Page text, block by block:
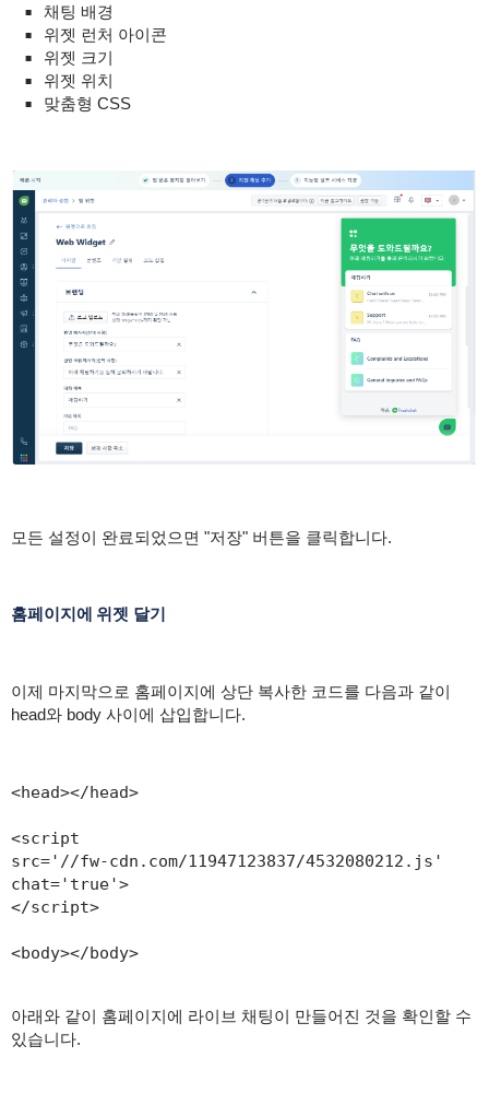
채팅 배경
위젯 런처 아이콘
위젯 크기
위젯 위치
맞춤형 CSS
모든 설정이 완료되었으면 "저장" 버튼을 클릭합니다.
홈페이지에 위젯 달기
이제 마지막으로 홈페이지에 상단 복사한 코드를 다음과 같이
head와 body 사이에 삽입합니다.
<head></head>
<script
src='//fw-cdn.com/11947123837/4532080212.js'
chat='true'>
</script>
<body></body>
아래와 같이 홈페이지에 라이브 채팅이 만들어진 것을 확인할 수
있습니다.